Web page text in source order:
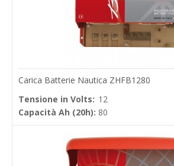
Carica Batterie Nautica ZHFB1280
Tensione in Volts: 12
Capacità Ah (20h): 80